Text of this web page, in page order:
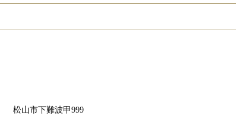
松山市下難波甲999